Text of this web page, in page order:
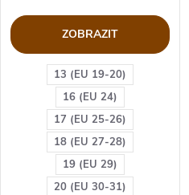
13 (EU 19-20)
16 (EU 24)
17 (EU 25-26)
18 (EU 27-28)
19 (EU 29)
20 (EU 30-31)
ZOBRAZIT